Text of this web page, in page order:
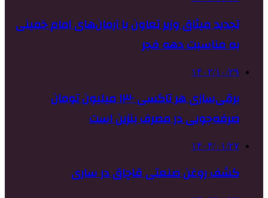
تجدید میثاق وزیر تعاون با آرمان‌های امام خمینی
به مناسبت دهه فجر
۱۴۰۲/۱۰/۲۹
برقی‌سازی هر تاکسی ۱۳۰ میلیون تومان
صرفه‌جویی در مصرف بنزین است
۱۴۰۴/۰۱/۲۷
کشف روغن صنعتی قاچاق در ساری